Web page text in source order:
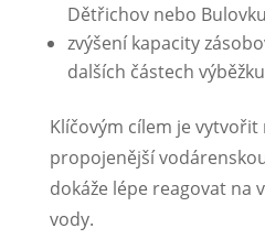
Dětřichov nebo
zvýšení kapacity
dalších částech
Klíčovým cílem je
propojenější
dokáže lépe reagovat na
vody.